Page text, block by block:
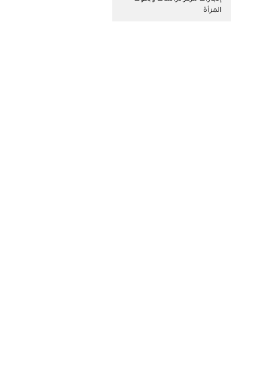
المرأة